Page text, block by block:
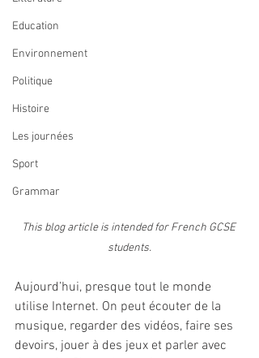
Education
Environnement
Politique
Histoire
Les journées
Sport
Grammar
This blog article is intended for French GCSE
students.
Aujourd’hui, presque tout le monde
utilise Internet. On peut écouter de la
musique, regarder des vidéos, faire ses
devoirs, jouer à des jeux et parler avec